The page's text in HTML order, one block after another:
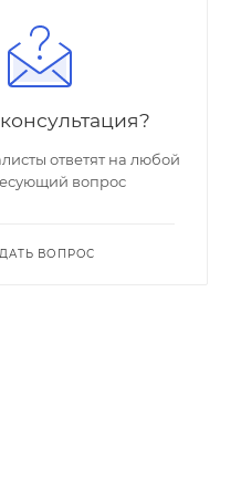
ответят на любой
вопрос
ВОПРОС